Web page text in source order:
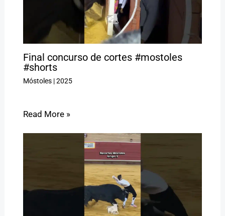
Final concurso de cortes #mostoles
#shorts
Móstoles|2025
Read More »